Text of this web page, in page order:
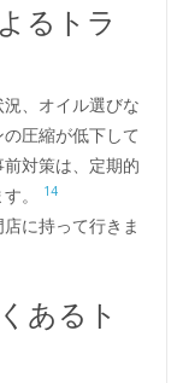
るトラ
、オイル選びな
圧縮が低下して
対策は、定期的
。
14
に持って行きま
あるト